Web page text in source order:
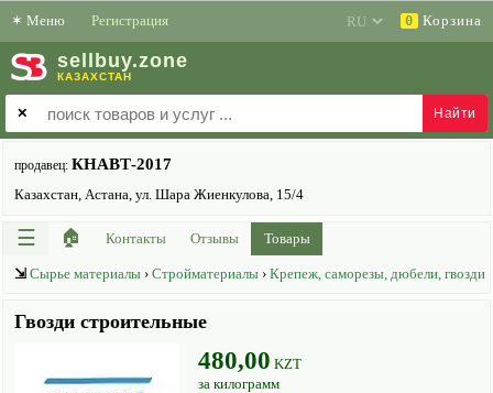
✶ Меню Регистрация 0 Корзина
sell buy.zone
КАЗАХСТАН
✕
продавец: КНАВТ-2017
Казахстан, Астана, ул. Шара Жиенкулова, 15/4
☰ 🏠 Контакты Отзывы Товары
⇲ Сырье материалы › Стройматериалы › Крепеж, саморезы, дюбели, гвозди
Гвозди строительные
480,00 KZT
за килограмм